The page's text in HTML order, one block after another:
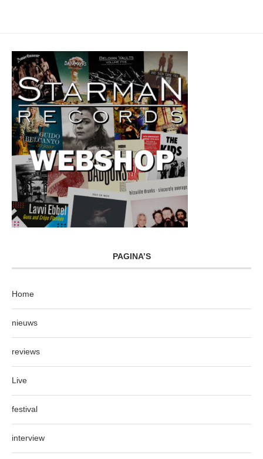
PAGINA’S
Home
nieuws
reviews
Live
festival
interview